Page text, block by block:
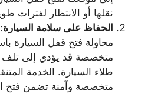
نقلها أو الانتظار لفترات
الحفاظ على سلامة السيارة:
محاولة فتح قفل السيارة
متخصصة قد يؤدي إلى تلف
طلاء السيارة. الخدمة
متخصصة وآمنة تضمن فتح